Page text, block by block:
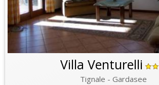
Villa Venturelli
Tignale - Gardasee